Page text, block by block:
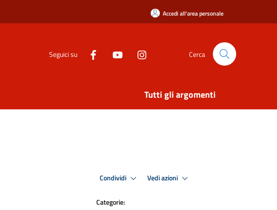
Accedi all'area personale
Seguici su Cerca
Tutti gli argomenti
Condividi Vedi azioni
Categorie: